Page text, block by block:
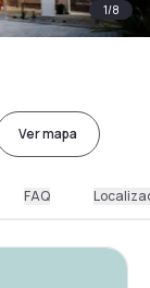
1/8
Ver mapa
FAQ